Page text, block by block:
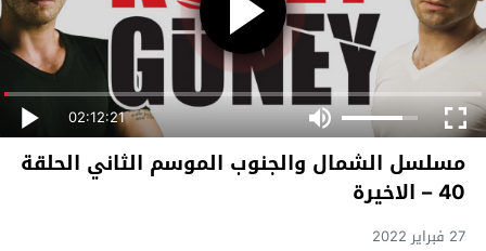
02:12:21
مسلسل الشمال والجنوب الموسم الثاني الحلقة
40 – الاخيرة
27 فبراير 2022